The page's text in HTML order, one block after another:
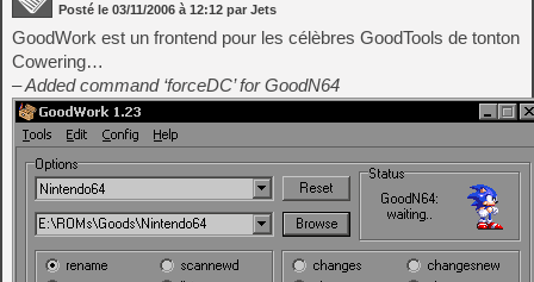
Posté le 03/11/2006 à 12:12 par Jets
GoodWork est un frontend pour les célèbres GoodTools de tonton
Cowering…
– Added command ‘forceDC’ for GoodN64